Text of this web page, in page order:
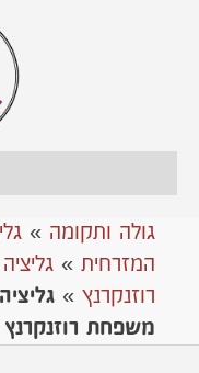
גולה ותקומה »
המזרחית »
רוזנקרנץ »
משפחת רוזנקרנץ 205